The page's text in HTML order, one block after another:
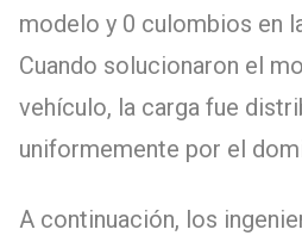
modelo y 0 culombios en
Cuando solucionaron el
vehículo, la carga fue
uniformemente por el
A continuación, los